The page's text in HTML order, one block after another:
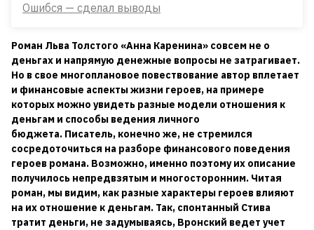
Ошибся — сделал выводы
Роман Льва Толстого «Анна Каренина» совсем не о
деньгах и напрямую денежные вопросы не затрагивает.
Но в свое многоплановое повествование автор вплетает
и финансовые аспекты жизни героев, на примере
которых можно увидеть разные модели отношения к
деньгам и способы ведения личного
бюджета. Писатель, конечно же, не стремился
сосредоточиться на разборе финансового поведения
героев романа. Возможно, именно поэтому их описание
получилось непредвзятым и многосторонним. Читая
роман, мы видим, как разные характеры героев влияют
на их отношение к деньгам. Так, спонтанный Стива
тратит деньги, не задумываясь, Вронский ведет учет